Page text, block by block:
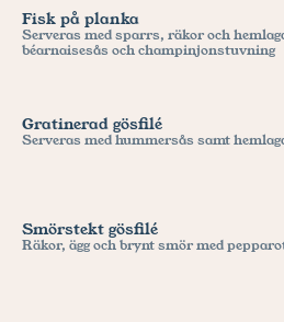
Fisk på planka
Serveras med sparrs, räkor och
béarnaisesås och champinjonstuvning
Gratinerad gösfilé
Serveras med hummersås samt
Smörstekt gösfilé
Räkor, ägg och brynt smör med